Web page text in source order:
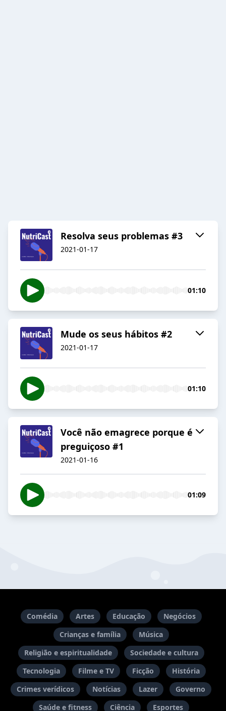
Resolva seus problemas #3
2021-01-17
01:10
Mude os seus hábitos #2
2021-01-17
01:10
Você não emagrece porque é
preguiçoso #1
2021-01-16
01:09
Comédia Artes Educação
Negócios
Crianças e família
Música
Religião e espiritualidade
Sociedade e cultura
Tecnologia
Filme e TV Ficção
História
Crimes verídicos
Notícias Lazer
Governo
Saúde e fitness
Ciência Esportes